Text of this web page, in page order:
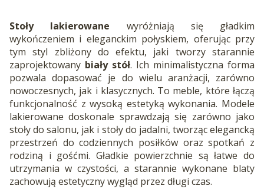
Stoły lakierowane wyróżniają się gładkim
wykończeniem i eleganckim połyskiem, oferując przy
tym styl zbliżony do efektu, jaki tworzy starannie
zaprojektowany biały stół. Ich minimalistyczna forma
pozwala dopasować je do wielu aranżacji, zarówno
nowoczesnych, jak i klasycznych. To meble, które łączą
funkcjonalność z wysoką estetyką wykonania. Modele
lakierowane doskonale sprawdzają się zarówno jako
stoły do salonu, jak i stoły do jadalni, tworząc elegancką
przestrzeń do codziennych posiłków oraz spotkań z
rodziną i gośćmi. Gładkie powierzchnie są łatwe do
utrzymania w czystości, a starannie wykonane blaty
zachowują estetyczny wygląd przez długi czas.